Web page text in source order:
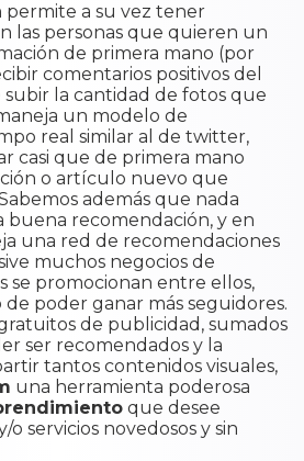
permite a su vez tener
las personas que quieren un
de primera mano (por
comentarios positivos del
subir la cantidad de fotos que
un modelo de
real similar al de twitter,
casi que de primera mano
o artículo nuevo que
además que nada
buena recomendación, y en
una red de recomendaciones
muchos negocios de
se promocionan entre ellos,
poder ganar más seguidores.
de publicidad, sumados
ser recomendados y la
tantos contenidos visuales,
una herramienta poderosa
que desee
servicios novedosos y sin